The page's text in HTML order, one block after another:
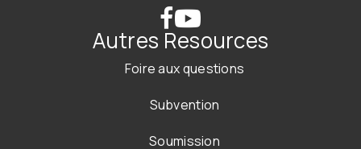
Autres Resources
Foire aux questions
Subvention
Soumission